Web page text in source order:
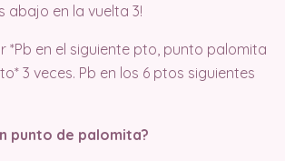
en la vuelta 3!
*Pb en el siguiente pto, punto palomita
3 veces. Pb en los 6 ptos siguientes
punto de palomita?